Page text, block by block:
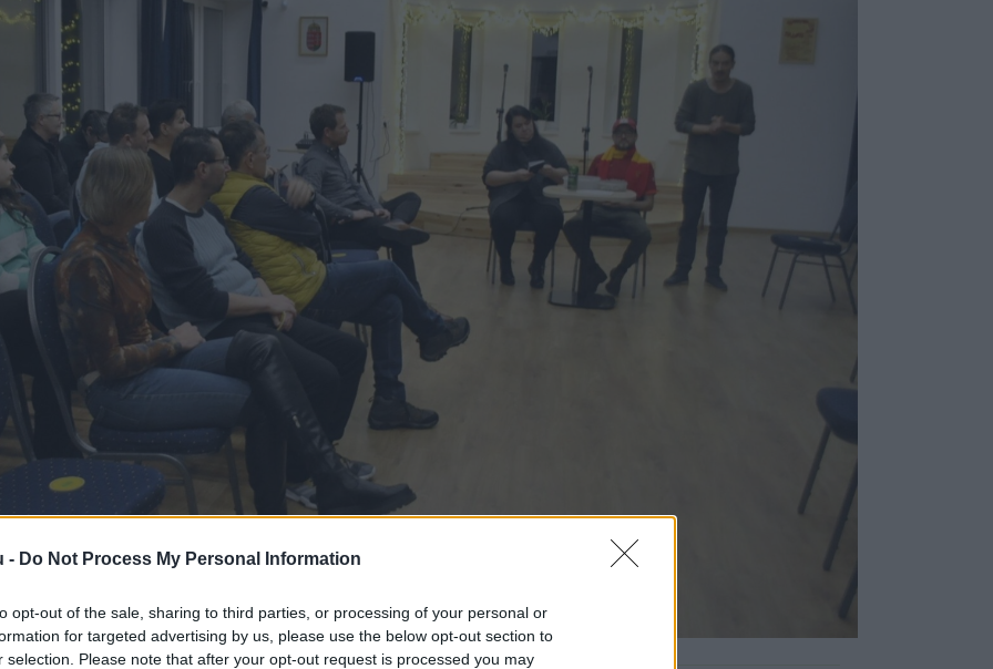
- Do Not Process My Personal Information
opt-out of the sale, sharing to third parties, or processing of your personal or
for targeted advertising by us, please use the below opt-out section to
selection. Please note that after your opt-out request is processed you may
estje (videóval)